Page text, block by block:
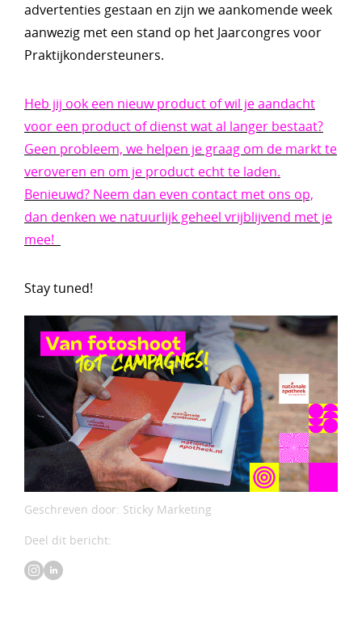
advertenties gestaan en zijn we aankomende week
aanwezig met een stand op het Jaarcongres voor
Praktijkondersteuners.
Heb jij ook een nieuw product of wil je aandacht
voor een product of dienst wat al langer bestaat?
Geen probleem, we helpen je graag om de markt te
veroveren en om je product echt te laden.
Benieuwd? Neem dan even contact met ons op,
dan denken we natuurlijk geheel vrijblijvend met je
mee!
Stay tuned!
Geschreven door: Sticky Marketing
Deel dit bericht: